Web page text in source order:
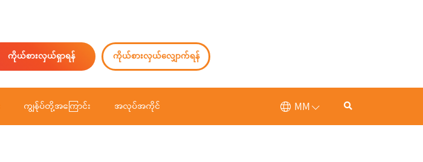
ကိုယ်စားလှယ်ရှာရန် ကိုယ်စားလှယ်လျှောက်ရန်
ကျွန်ုပ်တို့အကြောင်း အလုပ်အကိုင် MM